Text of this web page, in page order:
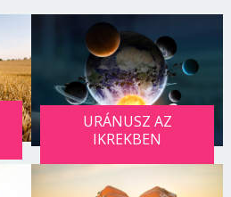
URÁNUSZ AZ
IKREKBEN